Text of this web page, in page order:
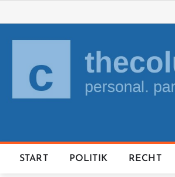
to
content
START POLITIK RECHT